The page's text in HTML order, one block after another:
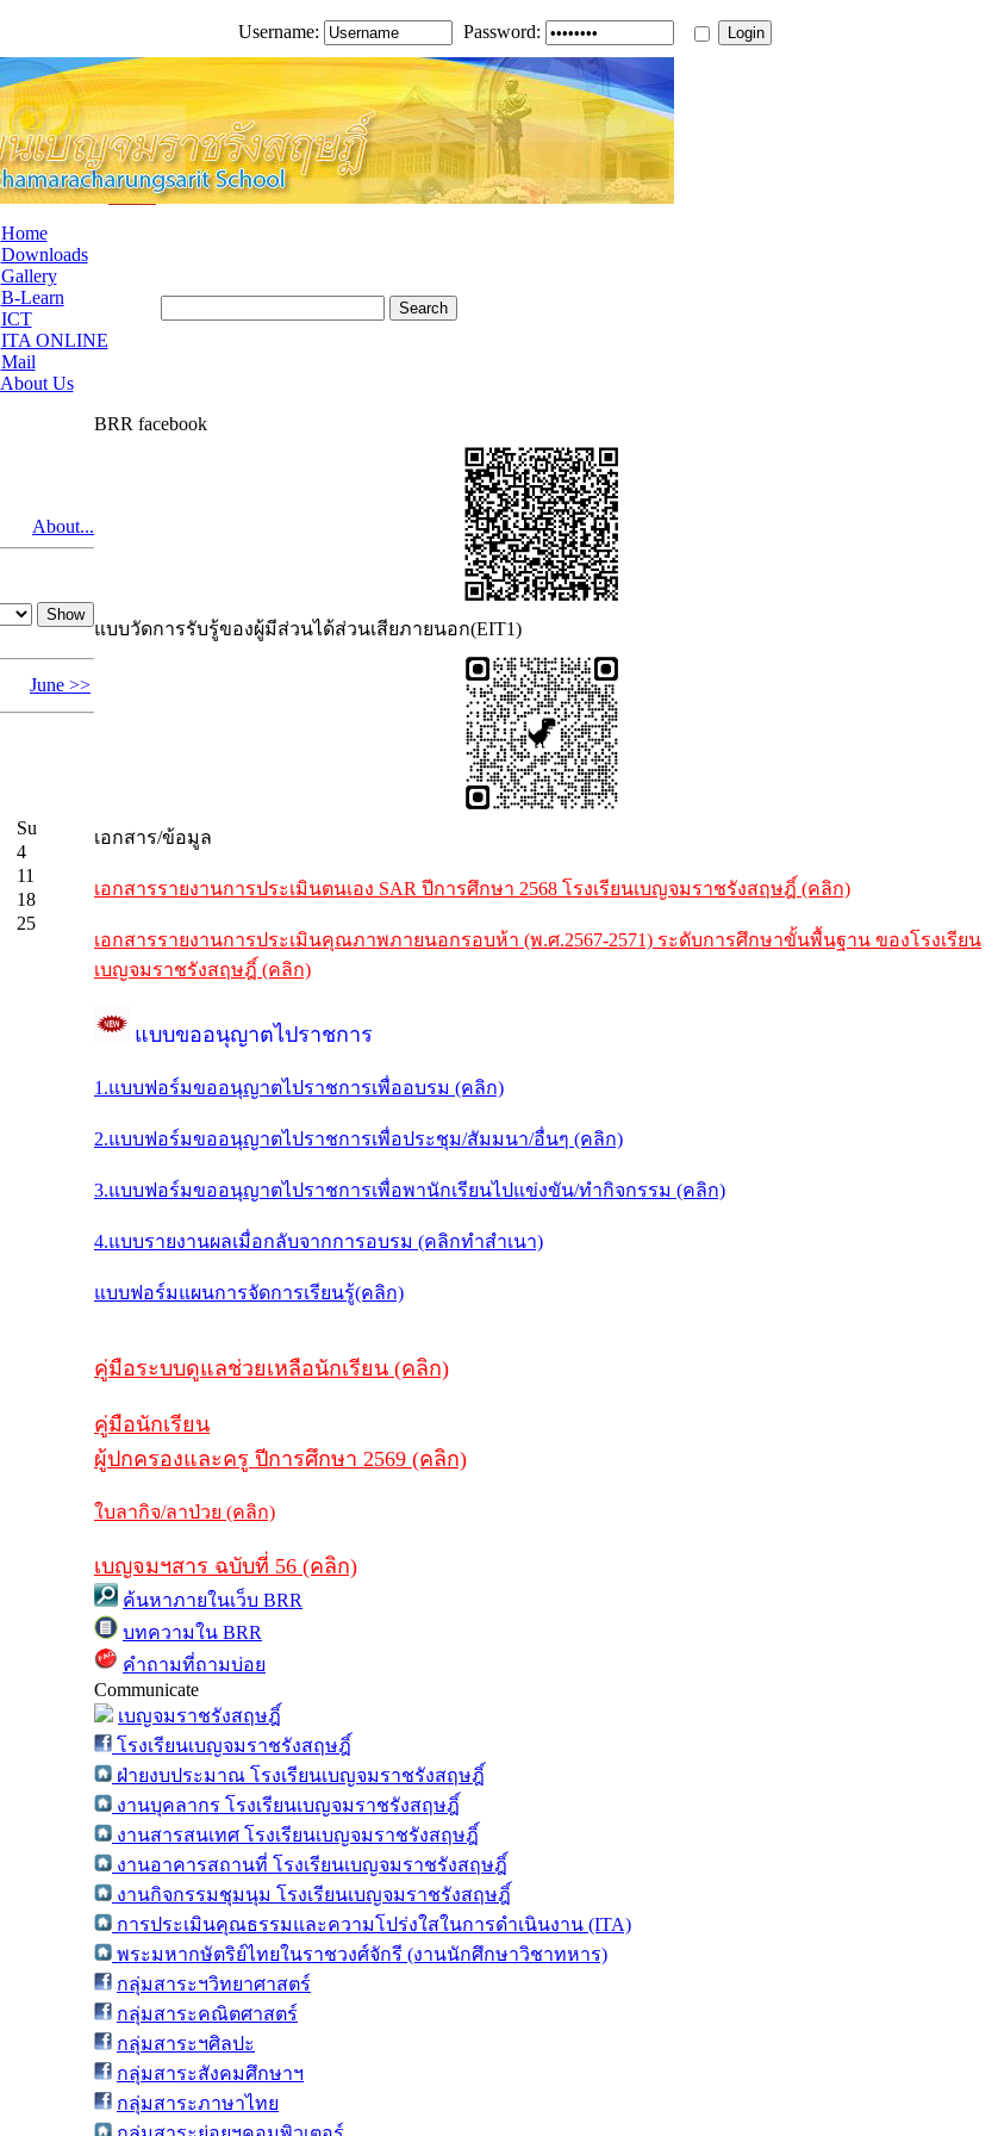
Username: Password:
Home
Downloads
Gallery
B-Learn
ICT
ITA ONLINE
Mail
About Us
About...
June >>
Su
4
11
18
25
BRR facebook
แบบวัดการรับรู้ของผู้มีส่วนได้ส่วนเสียภายนอก(EIT1)
เอกสาร/ข้อมูล
เอกสารรายงานการประเมินตนเอง SAR ปีการศึกษา 2568 โรงเรียนเบญจมราชรังสฤษฎิ์ (คลิก)
เอกสารรายงานการประเมินคุณภาพภายนอกรอบห้า (พ.ศ.2567-2571) ระดับการศึกษาขั้นพื้นฐาน ของโรงเรียน
เบญจมราชรังสฤษฎิ์ (คลิก)
แบบขออนุญาตไปราชการ
1.แบบฟอร์มขออนุญาตไปราชการเพื่ออบรม (คลิก)
2.แบบฟอร์มขออนุญาตไปราชการเพื่อประชุม/สัมมนา/อื่นๆ (คลิก)
3.แบบฟอร์มขออนุญาตไปราชการเพื่อพานักเรียนไปแข่งขัน/ทำกิจกรรม (คลิก)
4.แบบรายงานผลเมื่อกลับจากการอบรม (คลิกทำสำเนา)
แบบฟอร์มแผนการจัดการเรียนรู้(คลิก)
คู่มือระบบดูแลช่วยเหลือนักเรียน (คลิก)
คู่มือนักเรียน
ผู้ปกครองและครู ปีการศึกษา 2569 (คลิก)
ใบลากิจ/ลาป่วย (คลิก)
เบญจมฯสาร ฉบับที่ 56 (คลิก)
ค้นหาภายในเว็บ BRR
บทความใน BRR
คำถามที่ถามบ่อย
Communicate
เบญจมราชรังสฤษฎิ์
โรงเรียนเบญจมราชรังสฤษฎิ์
ฝ่ายงบประมาณ โรงเรียนเบญจมราชรังสฤษฎิ์
งานบุคลากร โรงเรียนเบญจมราชรังสฤษฎิ์
งานสารสนเทศ โรงเรียนเบญจมราชรังสฤษฎิ์
งานอาคารสถานที่ โรงเรียนเบญจมราชรังสฤษฎิ์
งานกิจกรรมชุมนุม โรงเรียนเบญจมราชรังสฤษฎิ์
การประเมินคุณธรรมและความโปร่งใสในการดำเนินงาน (ITA)
พระมหากษัตริย์ไทยในราชวงศ์จักรี (งานนักศึกษาวิชาทหาร)
กลุ่มสาระฯวิทยาศาสตร์
กลุ่มสาระคณิตศาสตร์
กลุ่มสาระฯศิลปะ
กลุ่มสาระสังคมศึกษาฯ
กลุ่มสาระภาษาไทย